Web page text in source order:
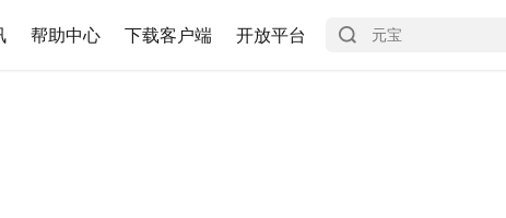
帮助中心 下载客户端 开放平台